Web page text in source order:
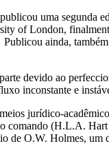
uma segunda
of London,
ainda,
devido ao
inconstante e
jurídico-
comando (H.L.A.
O.W. Holmes,